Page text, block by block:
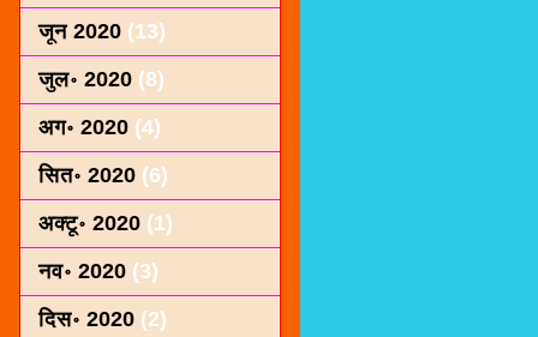
जून 2020 (13)
जुल॰ 2020 (8)
अग॰ 2020 (4)
सित॰ 2020 (6)
अक्टू॰ 2020 (1)
नव॰ 2020 (3)
दिस॰ 2020 (2)